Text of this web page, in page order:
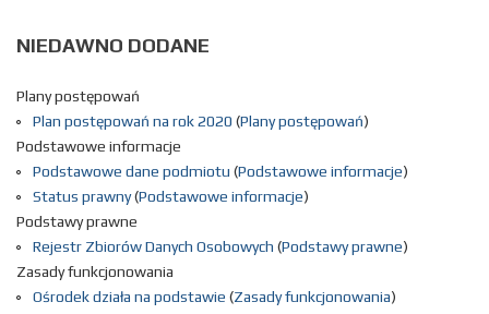
NIEDAWNO DODANE
Plany postępowań
Plan postępowań na rok 2020 (Plany postępowań)
Podstawowe informacje
Podstawowe dane podmiotu (Podstawowe informacje)
Status prawny(Podstawowe informacje)
Podstawy prawne
Rejestr Zbiorów Danych Osobowych (Podstawy prawne)
Zasady funkcjonowania
Ośrodek działa na podstawie (Zasady funkcjonowania)